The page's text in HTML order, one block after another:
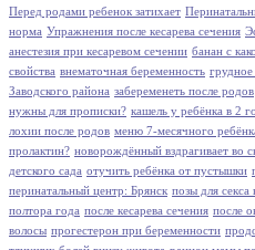
Перед родами ребенок затихает
норма Упражнения после кесарева сечения
анестезия при кесаревом сечении банан с
свойства внематочная беременность грудное
Заводского района забеременеть после родов
нужны для прописки? кашель у ребёнка в 2
лохии после родов меню 7-месячного
пролактин? новорождённый вздрагивает во
детского сада отучить ребёнка от пустышки
перинатальный центр: Брянск позы для
полтора года после кесарева сечения после
волосы прогестерон при беременности